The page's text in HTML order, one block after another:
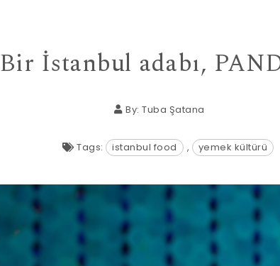
Bir İstanbul adabı,
By:Tuba Şatana
Tags: istanbul food , yemek kültürü